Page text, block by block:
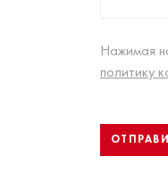
Нажимая
политику